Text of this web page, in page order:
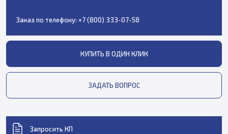
Заказ по телефону: +7 (800) 333-07-58
КУПИТЬ В ОДИН КЛИК
ЗАДАТЬ ВОПРОС
Запросить КП